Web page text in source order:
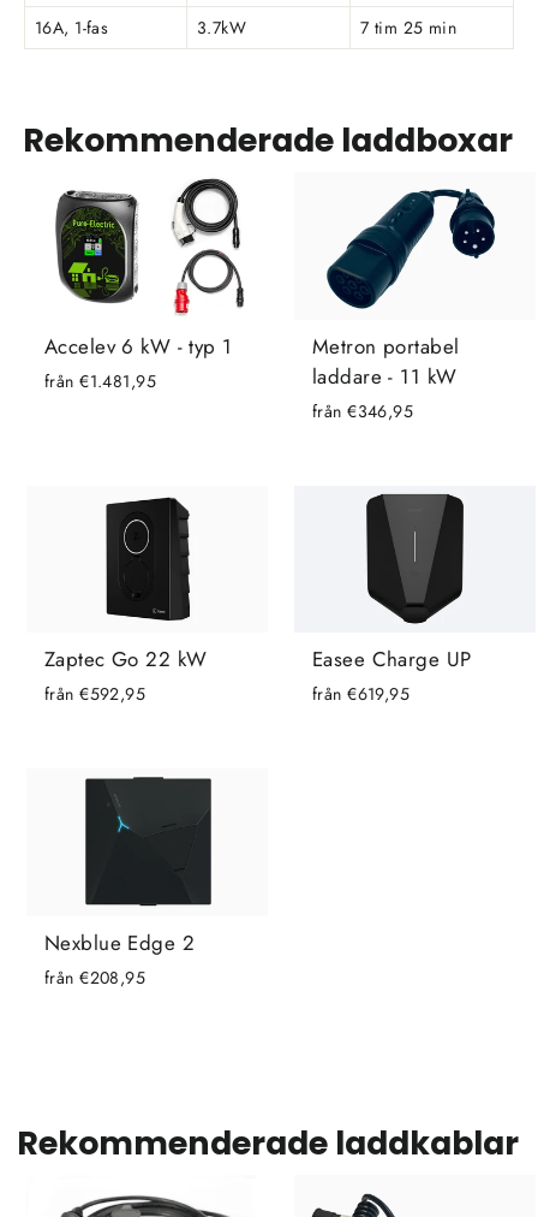
16A, 1-fas
3.7kW 7 tim 25 min
Rekommenderade laddboxar
Accelev 6 kW - typ 1
från €1.481,95
Metron portabel
laddare - 11 kW
från €346,95
Zaptec Go 22 kW
från €592,95
Easee Charge UP
från €619,95
Nexblue Edge 2
från €208,95
Rekommenderade laddkablar